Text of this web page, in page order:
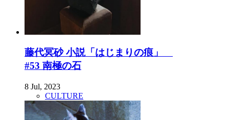
藤代冥砂 小説「はじまりの痕」
#53 南極の石
8 Jul, 2023
CULTURE